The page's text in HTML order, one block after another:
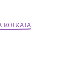
КОТКАТА